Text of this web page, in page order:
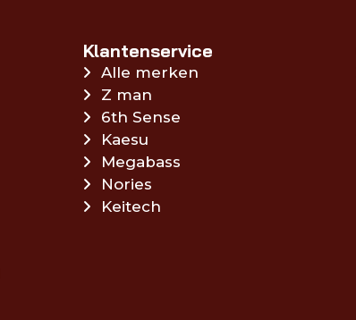
Klantenservice
Alle merken
Z man
6th Sense
Kaesu
Megabass
Nories
Keitech